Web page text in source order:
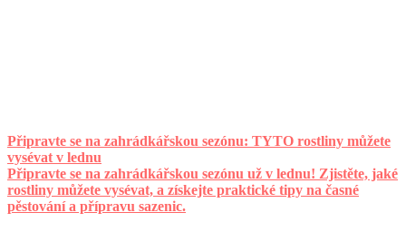
Připravte se na zahrádkářskou sezónu: TYTO rostliny můžete
vysévat v lednu
Připravte se na zahrádkářskou sezónu už v lednu! Zjistěte, jaké
rostliny můžete vysévat, a získejte praktické tipy na časné
pěstování a přípravu sazenic.